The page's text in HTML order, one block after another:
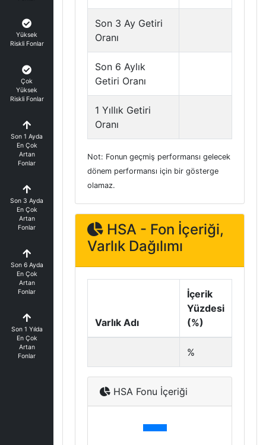
Yüksek
Riskli Fonlar
Çok
Yüksek
Riskli Fonlar
Son 1 Ayda
En Çok
Artan
Fonlar
Son 3 Ayda
En Çok
Artan
Fonlar
Son 6 Ayda
En Çok
Artan
Fonlar
Son 1 Yılda
En Çok
Artan
Fonlar
Son 3 Ay Getiri
Oranı
Son 6 Aylık
Getiri Oranı
1 Yıllık Getiri
Oranı
Not: Fonun geçmiş performansı gelecek
dönem performansı için bir gösterge
olamaz.
HSA - Fon İçeriği,
Varlık Dağılımı
Varlık Adı
İçerik
Yüzdesi
(%)
%
HSA Fonu İçeriği